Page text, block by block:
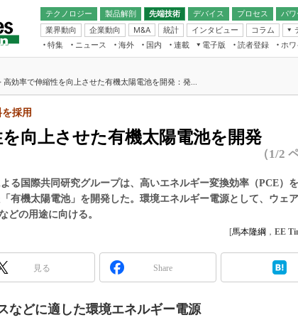
テクノロジー 製品解剖
先端技術
電池／エネルギー
デバイス
アナログ
マイコン
プロセス パワ
無線
業界動向
企業動向 M&A 統計 インタビュー コラム
フィジカルAI
読者調査（EE Times Research）
IoT
電源設計（EDN Japan）
特集 ニュース 海外 国内
連載
福田昭のデバイス通信
大山聡の業界スコープ
リタイア直前エンジニアの社会人大
学漂流記
世界を「数字」で回してみよう
この10年で起こったこと、次の10年
で起こること
製品分解で探るアジアの新トレンド
電子版
電子ブックレット
読者登録 ホ
高効率で伸縮性を向上させた有機太陽電池を開発：発...
向上させた有機太陽電池を開発
採用
（1/2
る国際共同研究グループは、高いエネルギー変換効率（PCE）
有機太陽電池」を開発した。環境エネルギー電源として、ウェ
どの用途に向ける。
[馬本隆綱 ， EE
見る Share
などに適した環境エネルギー電源